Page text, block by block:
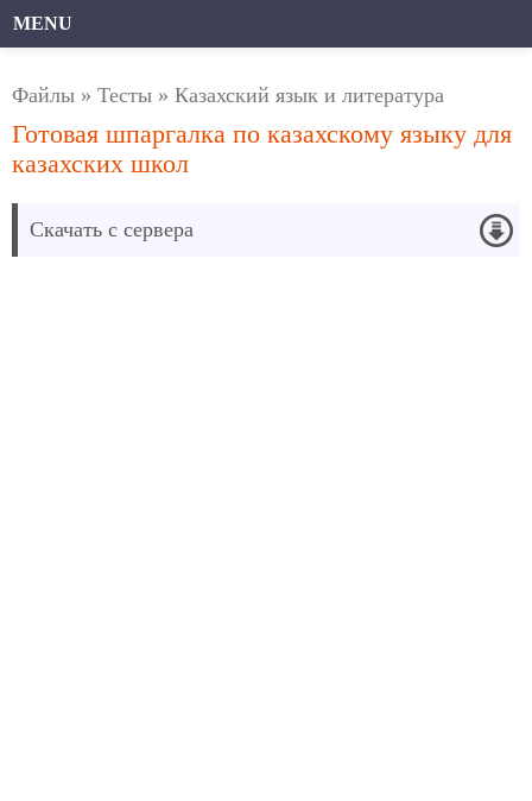
MENU
Файлы » Тесты » Казахский язык и литература
Готовая шпаргалка по казахскому языку для
казахских школ
Скачать с сервера